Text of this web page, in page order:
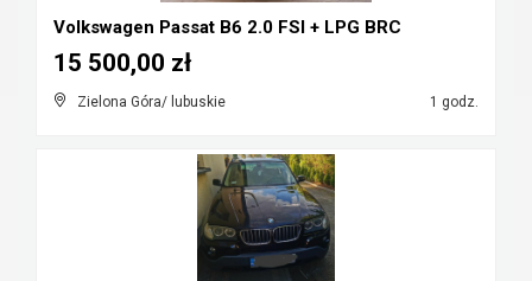
Volkswagen Passat B6 2.0 FSI + LPG BRC
Zielona Góra/ lubuskie 1 godz.
15 500,00 zł